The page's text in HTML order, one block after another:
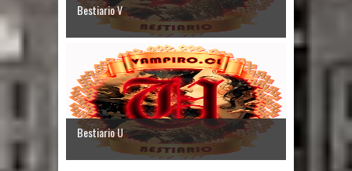
Bestiario V
Bestiario U